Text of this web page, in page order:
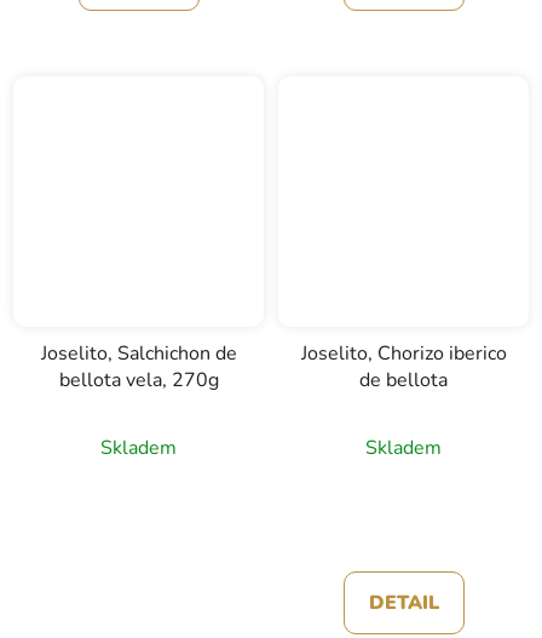
Joselito, Salchichon de
bellota vela, 270g
Skladem
Joselito, Chorizo iberico
de bellota
Skladem
DETAIL